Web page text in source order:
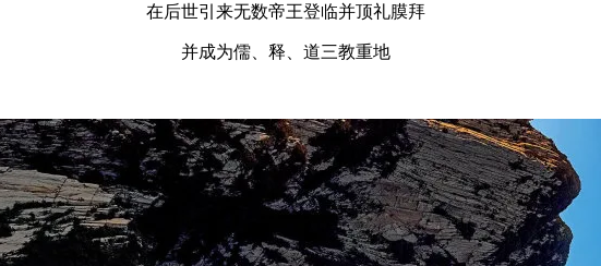
在后世引来无数帝王登临并顶礼膜拜
并成为儒、释、道三教重地